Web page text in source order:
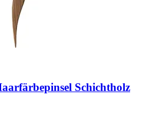
Schichtholz